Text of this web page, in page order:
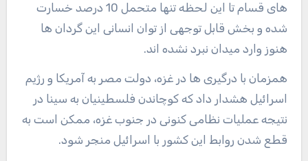
های قسام تا این لحظه تنها متحمل 10 درصد خسارت
شده و بخش قابل توجهی از توان انسانی این گردان ها
هنوز وارد میدان نبرد نشده اند.
همزمان با درگیری ها در غزه، دولت مصر به آمریکا و رژیم
اسرائیل هشدار داد که کوچاندن فلسطینیان به سینا در
نتیجه عملیات نظامی کنونی در جنوب غزه، ممکن است به
قطع شدن روابط این کشور با اسرائیل منجر شود.